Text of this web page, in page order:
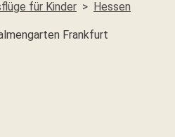
für Kinder Hessen
Frankfurt